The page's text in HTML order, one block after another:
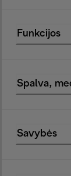
Funkcijos
Spalva,
Savybės